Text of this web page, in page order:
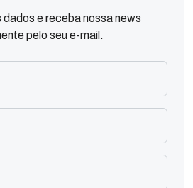
dados e receba nossa news
pelo seu e-mail.